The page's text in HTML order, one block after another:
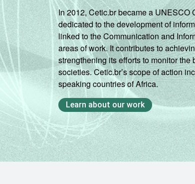
In 2012, Cetic.br became a UNESCO
dedicated to the development of
linked to the Communication and
areas of work. It contributes to
strengthening its efforts to monitor
societies. Cetic.br’s scope of action
speaking countries of Africa.
Learn about our work